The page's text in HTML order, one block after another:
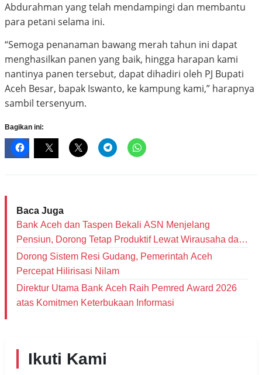
Abdurahman yang telah mendampingi dan membantu
para petani selama ini.
“Semoga penanaman bawang merah tahun ini dapat
menghasilkan panen yang baik, hingga harapan kami
nantinya panen tersebut, dapat dihadiri oleh PJ Bupati
Aceh Besar, bapak Iswanto, ke kampung kami,” harapnya
sambil tersenyum.
Bagikan ini:
Baca Juga
Bank Aceh dan Taspen Bekali ASN Menjelang
Pensiun, Dorong Tetap Produktif Lewat Wirausaha dan
Literasi Keuangan
Dorong Sistem Resi Gudang, Pemerintah Aceh
Percepat Hilirisasi Nilam
Direktur Utama Bank Aceh Raih Pemred Award 2026
atas Komitmen Keterbukaan Informasi
Ikuti Kami